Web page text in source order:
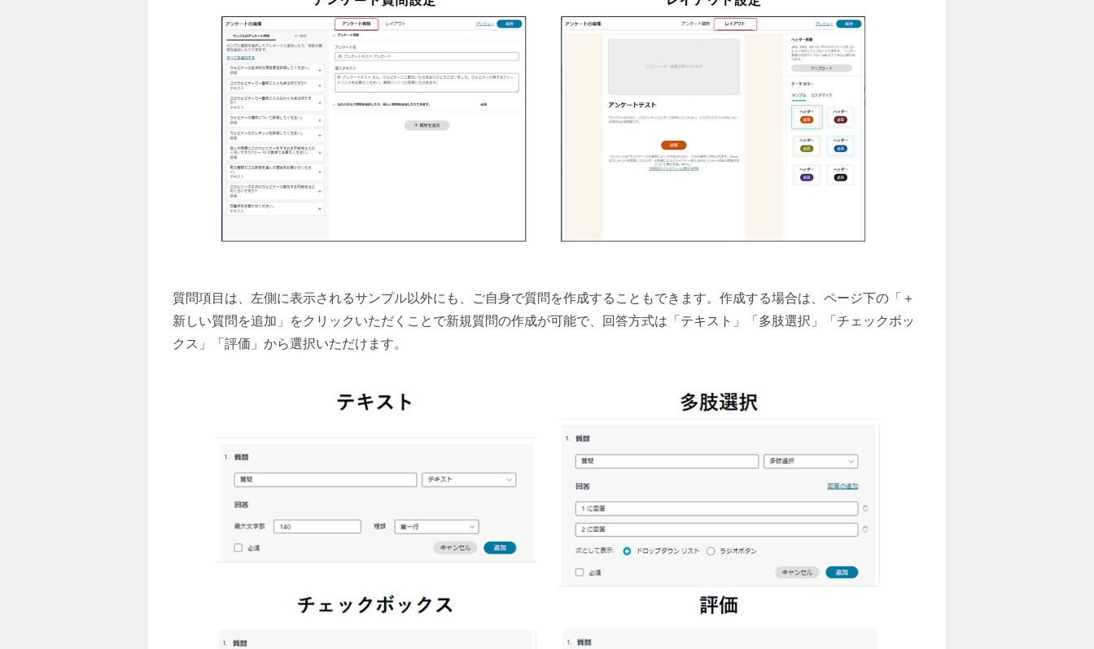
質問項目は、左側に表示されるサンプル以外にも、ご自身で質問を作成することもできます。作成する場合は、ページ下の「＋
新しい質問を追加」をクリックいただくことで新規質問の作成が可能で、回答方式は「テキスト」「多肢選択」「チェックボッ
クス」「評価」から選択いただけます。